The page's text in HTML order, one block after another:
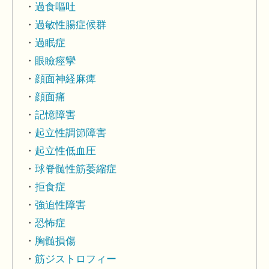
過食嘔吐
過敏性腸症候群
過眠症
眼瞼痙攣
顔面神経麻痺
顔面痛
記憶障害
起立性調節障害
起立性低血圧
球脊髄性筋萎縮症
拒食症
強迫性障害
恐怖症
胸髄損傷
筋ジストロフィー